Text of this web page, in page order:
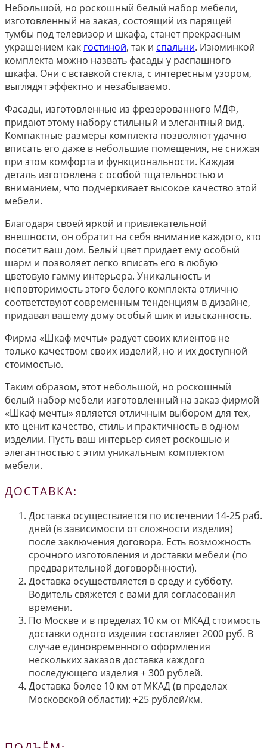
Небольшой, но роскошный белый набор мебели,
изготовленный на заказ, состоящий из парящей
тумбы под телевизор и шкафа, станет прекрасным
украшением как гостиной, так и спальни. Изюминкой
комплекта можно назвать фасады у распашного
шкафа. Они с вставкой стекла, с интересным узором,
выглядят эффектно и незабываемо.
Фасады, изготовленные из фрезерованного МДФ,
придают этому набору стильный и элегантный вид.
Компактные размеры комплекта позволяют удачно
вписать его даже в небольшие помещения, не снижая
при этом комфорта и функциональности. Каждая
деталь изготовлена с особой тщательностью и
вниманием, что подчеркивает высокое качество этой
мебели.
Благодаря своей яркой и привлекательной
внешности, он обратит на себя внимание каждого, кто
посетит ваш дом. Белый цвет придает ему особый
шарм и позволяет легко вписать его в любую
цветовую гамму интерьера. Уникальность и
неповторимость этого белого комплекта отлично
соответствуют современным тенденциям в дизайне,
придавая вашему дому особый шик и изысканность.
Фирма «Шкаф мечты» радует своих клиентов не
только качеством своих изделий, но и их доступной
стоимостью.
Таким образом, этот небольшой, но роскошный
белый набор мебели изготовленный на заказ фирмой
«Шкаф мечты» является отличным выбором для тех,
кто ценит качество, стиль и практичность в одном
изделии. Пусть ваш интерьер сияет роскошью и
элегантностью с этим уникальным комплектом
мебели.
ДОСТАВКА:
Доставка осуществляется по истечении 14-25 раб.
дней (в зависимости от сложности изделия)
после заключения договора. Есть возможность
срочного изготовления и доставки мебели (по
предварительной договорённости).
Доставка осуществляется в среду и субботу.
Водитель свяжется с вами для согласования
времени.
По Москве и в пределах 10 км от МКАД стоимость
доставки одного изделия составляет 2000 руб. В
случае единовременного оформления
нескольких заказов доставка каждого
последующего изделия + 300 рублей.
Доставка более 10 км от МКАД (в пределах
Московской области): +25 рублей/км.